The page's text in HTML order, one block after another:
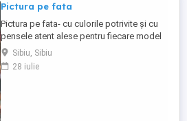
Pictura pe fata
Pictura pe fata- cu culorile potrivite și cu
pensele atent alese pentru fiecare model
in parte creem personajele iubite de copii.
Adaugam puțin sclipici și câteva cristale și
îi transformam pe pitici in cine își doresc
Sibiu, Sibiu
28 iulie